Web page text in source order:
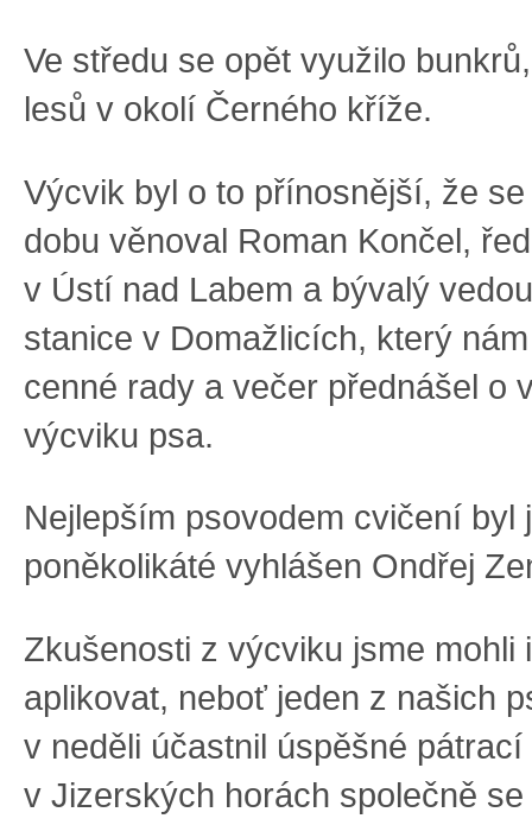
Ve středu se opět využilo
lesů v okolí Černého kříže.
Výcvik byl o to přínosnější, že
dobu věnoval Roman Končel,
v Ústí nad Labem a bývalý
stanice v Domažlicích, který
cenné rady a večer přednášel o
výcviku psa.
Nejlepším psovodem cvičení byl
poněkolikáté vyhlášen Ondřej
Zkušenosti z výcviku jsme mohli
aplikovat, neboť jeden z našich
v neděli účastnil úspěšné pátrací
v Jizerských horách společně